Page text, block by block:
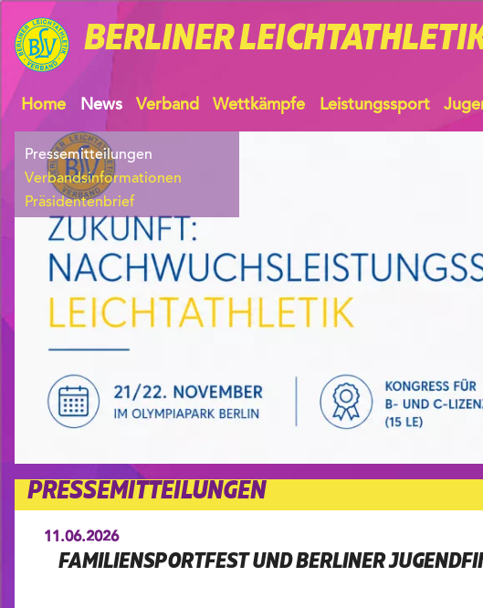
BERLINER
Home News Verband Wettkämpfe Leistungssport
Pressemitteilungen
Verbandsinformationen
Präsidentenbrief
PRESSEMITTEILUNGEN
11.06.2026
FAMILIENSPORTFEST UND BERLINER